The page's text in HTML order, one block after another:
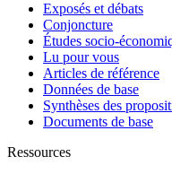
Exposés et débats
Conjoncture
Études socio-
Lu pour vous
Articles de référence
Données de base
Synthèses des
Documents de base
Ressources